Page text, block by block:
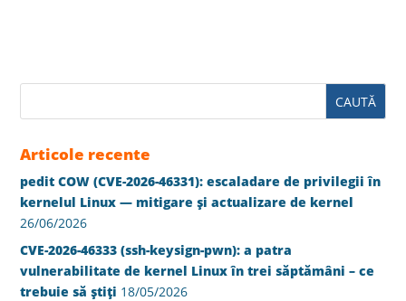
Articole recente
pedit COW (CVE-2026-46331): escaladare de privilegii în
kernelul Linux — mitigare și actualizare de kernel
26/06/2026
CVE-2026-46333 (ssh-keysign-pwn): a patra
vulnerabilitate de kernel Linux în trei săptămâni – ce
trebuie să știți 18/05/2026